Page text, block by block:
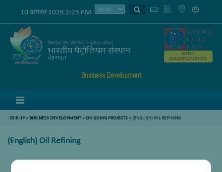
10 अगस्त 2026 2:25 PM
Business Development
GSTIN
05AAATC2716R2ZK
CSIR IIP> BUSINESS DEVELOPMENT>ON GOING PROJECTS> (ENGLISH) OIL REFINING
(English) Oil Refining